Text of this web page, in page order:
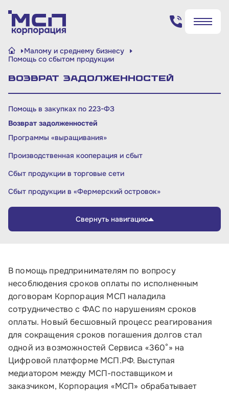
Найти
Поиск по сайту
✖
Найти
Малому и среднему бизнесу
Помощь со сбытом продукции
Возврат задолженностей
Помощь в закупках по 223-ФЗ
Возврат задолженностей
Программы «выращивания»
Производственная кооперация и сбыт
Сбыт продукции в торговые сети
Сбыт продукции в «Фермерский островок»
В помощь предпринимателям по вопросу
несоблюдения сроков оплаты по исполненным
договорам Корпорация МСП наладила
сотрудничество с ФАС по нарушениям сроков
оплаты. Новый бесшовный процесс реагирования
для сокращения сроков погашения долгов стал
одной из возможностей Сервиса «360°» на
Цифровой платформе МСП.РФ. Выступая
медиатором между МСП-поставщиком и
заказчиком, Корпорация «МСП» обрабатывает